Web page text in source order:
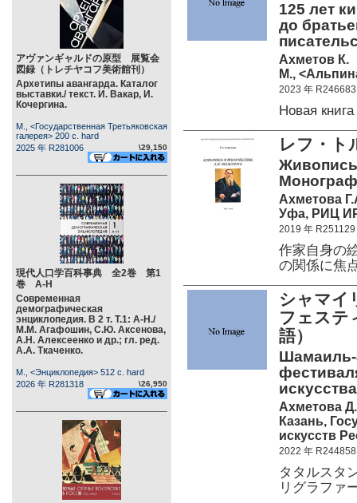
アヴァンギャルドの原型 展覧会
図録（トレチヤコフ美術館刊）
Архетипы авангарда. Каталог
выставки./ текст. И. Вакар, И.
Кочергина.
М., <Государственная Третьяковская
галерея> 200 c. hard
2025 年 R281006
\29,150
現代人口学百科事典 全2巻 第1
巻 А-Н
Современная
демографическая
энциклопедия. В 2 т. Т.1: А-Н./
М.М. Агафошин, С.Ю. Аксенова,
А.Н. Алексеенко и др.; гл. ред.
А.А. Ткаченко.
М., <Энциклопедия> 512 c. hard
2026 年 R281318
\26,950
125 лет
до
Ахметов К.
М.,
2023 年 R246683
Новая
レフ・ト
Живопись
Ахметова
Уфа, РИЦ
2019 年 R251129
作家自身の
の関係に焦
シャマイ
フェステ
語）
Шамаиль-
Ахметова
Казань,
искусств
2022 年 R244858
タタルスタ
リグラファ